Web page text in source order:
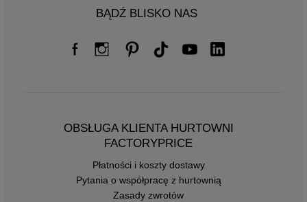
BĄDŹ BLISKO NAS
OBSŁUGA KLIENTA HURTOWNI
FACTORYPRICE
Płatności i koszty dostawy
Pytania o współpracę z hurtownią
Zasady zwrotów